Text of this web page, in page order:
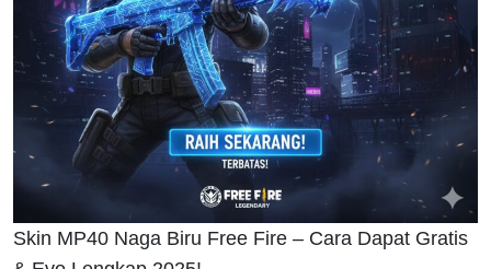
Skin MP40 Naga Biru Free Fire – Cara Dapat Gratis